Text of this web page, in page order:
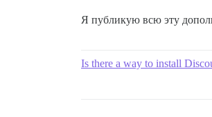
Я публикую всю эту
Is there a way to install